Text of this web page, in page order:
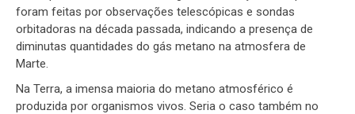
foram feitas por observações telescópicas e sondas
orbitadoras na década passada, indicando a presença de
diminutas quantidades do gás metano na atmosfera de
Marte.
Na Terra, a imensa maioria do metano atmosférico é
produzida por organismos vivos. Seria o caso também no